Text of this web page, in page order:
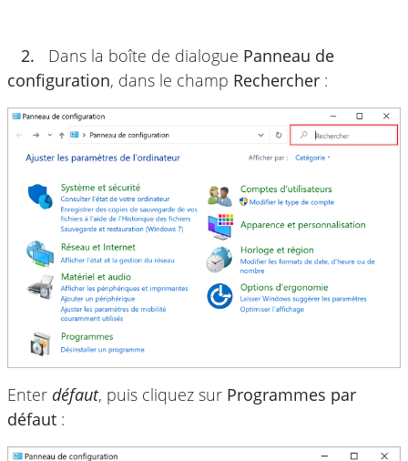
2. Dans la boîte de dialogue Panneau de
configuration, dans le champ Rechercher :
Enter défaut, puis cliquez sur Programmes par
défaut :